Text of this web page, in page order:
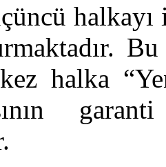
halka
garanti